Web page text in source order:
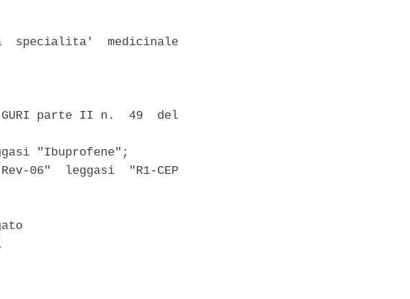
specialita'  medicinale
parte II n.  49  del
"Ibuprofene";
06"  leggasi  "R1-CEP